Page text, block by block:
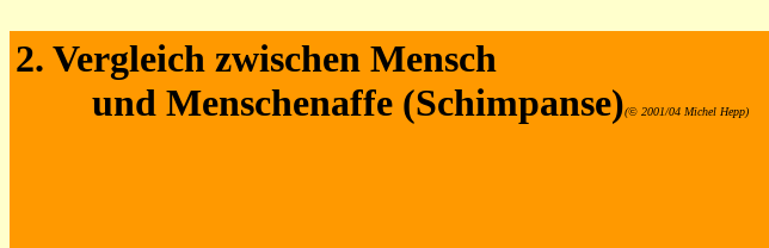
2. Vergleich zwischen Mensch
und Menschenaffe (Schimpanse)(© 2001/04 Michel Hepp)